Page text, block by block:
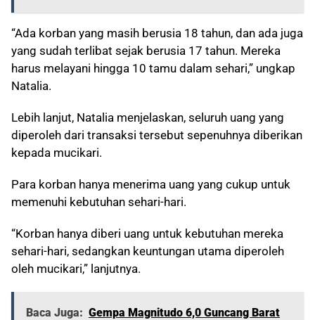
“Ada korban yang masih berusia 18 tahun, dan ada juga
yang sudah terlibat sejak berusia 17 tahun. Mereka
harus melayani hingga 10 tamu dalam sehari,” ungkap
Natalia.
Lebih lanjut, Natalia menjelaskan, seluruh uang yang
diperoleh dari transaksi tersebut sepenuhnya diberikan
kepada mucikari.
Para korban hanya menerima uang yang cukup untuk
memenuhi kebutuhan sehari-hari.
“Korban hanya diberi uang untuk kebutuhan mereka
sehari-hari, sedangkan keuntungan utama diperoleh
oleh mucikari,” lanjutnya.
Baca Juga: Gempa Magnitudo 6,0 Guncang Barat